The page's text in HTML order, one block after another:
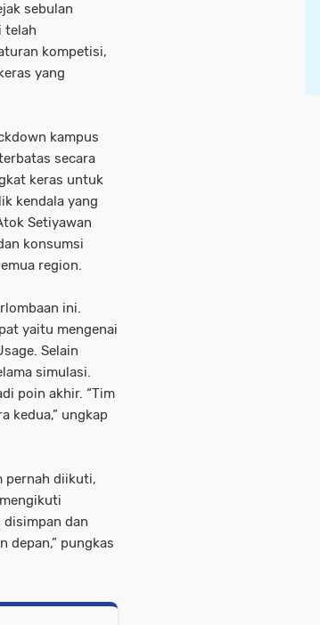
sebulan
telah
kompetisi,
yang
kampus
secara
keras untuk
kendala yang
Setiyawan
konsumsi
region.
ini.
yaitu mengenai
Selain
simulasi.
poin akhir. “Tim
kedua,” ungkap
pernah diikuti,
disimpan dan
depan,” pungkas